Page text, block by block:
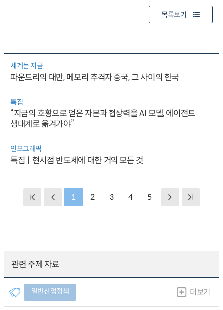
목록보기
세계는 지금
파운드리의 대만, 메모리 추격자 중국, 그 사이의 한국
특집
“지금의 호황으로 얻은 자본과 협상력을 AI 모델, 에이전트
생태계로 옮겨가야”
인포그래픽
특집ㅣ현시점 반도체에 대한 거의 모든 것
1 2 3 4 5
관련 주제 자료
일반산업정책 더보기